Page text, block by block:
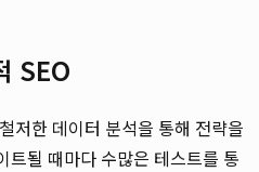
SEO
저한 데이터 분석을 통해 전략을
트될 때마다 수많은 테스트를 통